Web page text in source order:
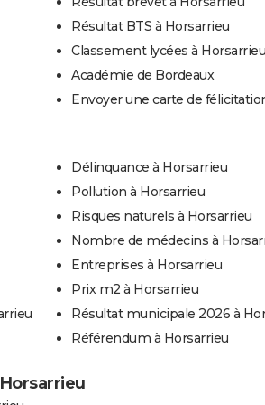
Résultat BTS à Horsarrieu
Classement lycées à Horsarrieu
Académie de Bordeaux
Envoyer une carte de
Délinquance à Horsarrieu
Pollution à Horsarrieu
Risques naturels à Horsarrieu
Nombre de médecins à
Entreprises à Horsarrieu
Prix m2 à Horsarrieu
Résultat municipale 2026 à
Référendum à Horsarrieu